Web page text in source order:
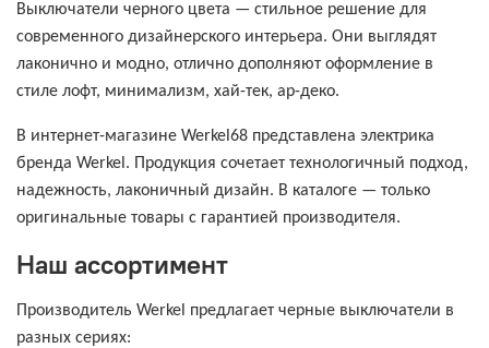
Выключатели черного цвета — стильное решение для
современного дизайнерского интерьера. Они выглядят
лаконично и модно, отлично дополняют оформление в
стиле лофт, минимализм, хай-тек, ар-деко.
В интернет-магазине Werkel68 представлена электрика
бренда Werkel. Продукция сочетает технологичный подход,
надежность, лаконичный дизайн. В каталоге — только
оригинальные товары с гарантией производителя.
Наш ассортимент
Производитель Werkel предлагает черные выключатели в
разных сериях: